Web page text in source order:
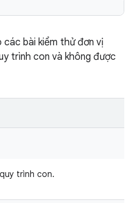
các bài kiểm thử đơn vị
trình con và không được
trình con.